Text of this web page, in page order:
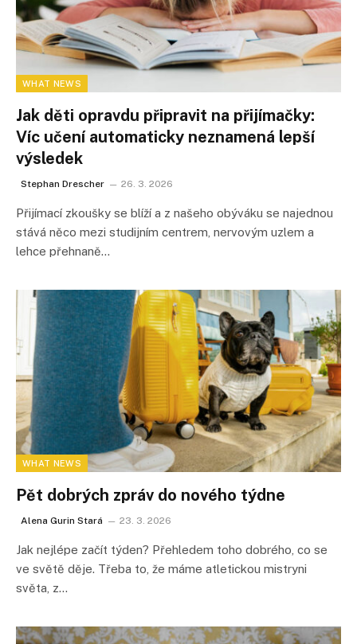
WHAT NEWS
Jak děti opravdu připravit na přijímačky:
Víc učení automaticky neznamená lepší
výsledek
Stephan Drescher 26. 3. 2026
Přijímací zkoušky se blíží a z našeho obýváku se najednou
stává něco mezi studijním centrem, nervovým uzlem a
lehce přehnaně…
WHAT NEWS
Pět dobrých zpráv do nového týdne
Alena Gurin Stará 23. 3. 2026
Jak nejlépe začít týden? Přehledem toho dobrého, co se
ve světě děje. Třeba to, že máme atletickou mistryni
světa, z…